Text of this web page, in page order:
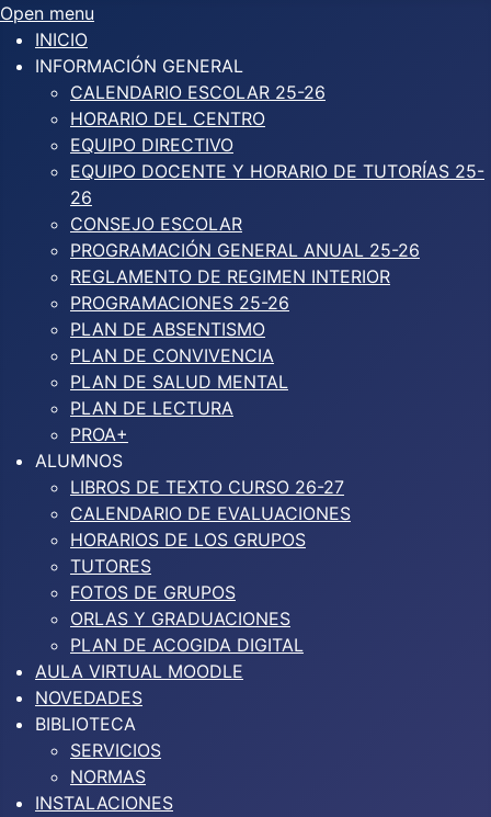
Open menu
INICIO
INFORMACIÓN GENERAL
CALENDARIO ESCOLAR 25-26
HORARIO DEL CENTRO
EQUIPO DIRECTIVO
EQUIPO DOCENTE Y HORARIO DE TUTORÍAS 25-
26
CONSEJO ESCOLAR
PROGRAMACIÓN GENERAL ANUAL 25-26
REGLAMENTO DE REGIMEN INTERIOR
PROGRAMACIONES 25-26
PLAN DE ABSENTISMO
PLAN DE CONVIVENCIA
PLAN DE SALUD MENTAL
PLAN DE LECTURA
PROA+
ALUMNOS
LIBROS DE TEXTO CURSO 26-27
CALENDARIO DE EVALUACIONES
HORARIOS DE LOS GRUPOS
TUTORES
FOTOS DE GRUPOS
ORLAS Y GRADUACIONES
PLAN DE ACOGIDA DIGITAL
AULA VIRTUAL MOODLE
NOVEDADES
BIBLIOTECA
SERVICIOS
NORMAS
INSTALACIONES